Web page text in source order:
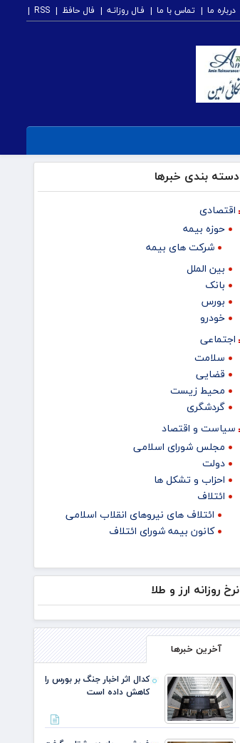
درباره ما تماس با ما فـال روزانـه فال حافظ RSS
دسته بندی خبرها
اقتصادی
حوزه بیمه
شرکت های بیمه
بین الملل
بانک
بورس
خودرو
اجتماعی
سلامت
قضایی
محیط زیست
گردشگری
سیاست و اقتصاد
مجلس شورای اسلامی
دولت
احزاب و تشکل ها
ائتلاف
ائتلاف های نیروهای انقلاب اسلامی
کانون بیمه شورای ائتلاف
نرخ روزانه ارز و طلا
آخرین خبرها
کدال اثر اخبار جنگ بر بورس را
کاهش داده است